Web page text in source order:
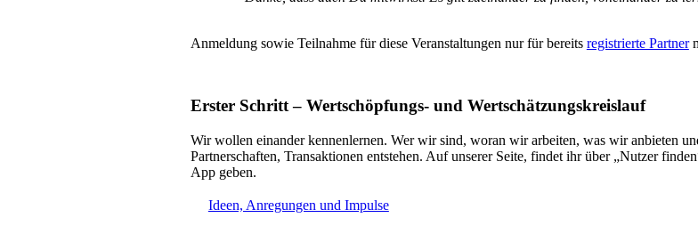
Anmeldung sowie Teilnahme für diese Veranstaltungen nur für bereits registrierte Partner
Erster Schritt – Wertschöpfungs- und Wertschätzungskreislauf
Wir wollen einander kennenlernen. Wer wir sind, woran wir arbeiten, was wir anbieten
Partnerschaften, Transaktionen entstehen. Auf unserer Seite, findet ihr über „Nutzer
App geben.
Ideen, Anregungen und Impulse